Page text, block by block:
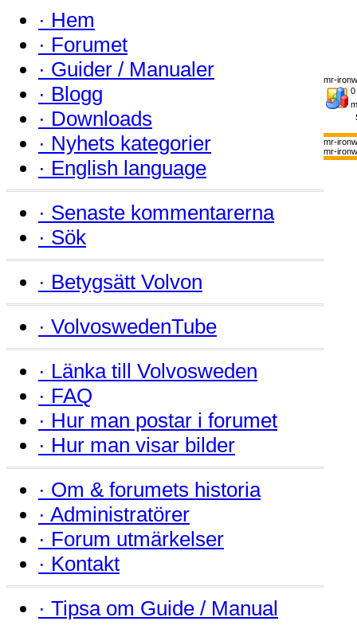
· Hem
· Forumet
· Guider / Manualer
· Blogg
· Downloads
· Nyhets kategorier
· English language
· Senaste kommentarerna
· Sök
· Betygsätt Volvon
· VolvoswedenTube
· Länka till Volvosweden
· FAQ
· Hur man postar i forumet
· Hur man visar bilder
· Om & forumets historia
· Administratörer
· Forum utmärkelser
· Kontakt
· Tipsa om Guide / Manual
mr-
0
mr-
mr-